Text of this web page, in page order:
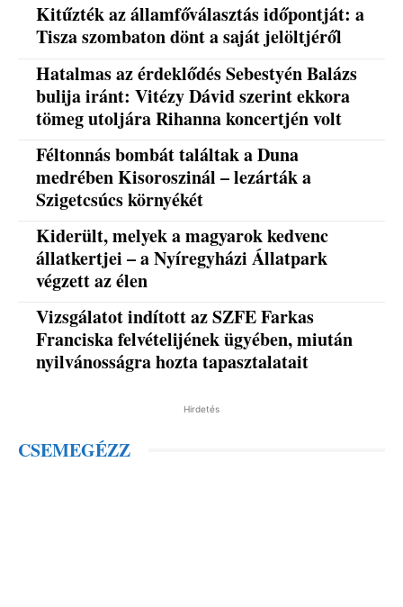
Kitűzték az államfőválasztás időpontját: a
Tisza szombaton dönt a saját jelöltjéről
Hatalmas az érdeklődés Sebestyén Balázs
bulija iránt: Vitézy Dávid szerint ekkora
tömeg utoljára Rihanna koncertjén volt
Féltonnás bombát találtak a Duna
medrében Kisoroszinál – lezárták a
Szigetcsúcs környékét
Kiderült, melyek a magyarok kedvenc
állatkertjei – a Nyíregyházi Állatpark
végzett az élen
Vizsgálatot indított az SZFE Farkas
Franciska felvételijének ügyében, miután
nyilvánosságra hozta tapasztalatait
Hirdetés
CSEMEGÉZZ